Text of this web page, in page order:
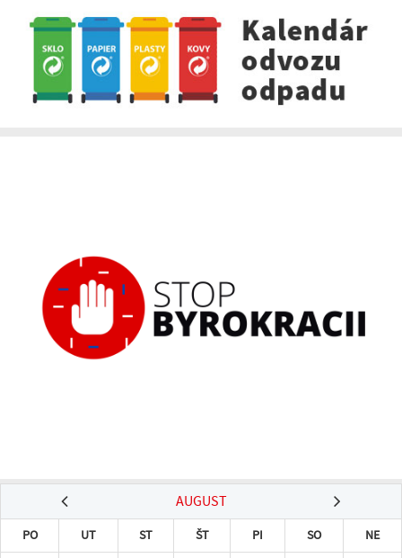
AUGUST
PO UT ST ŠT PI SO
NE